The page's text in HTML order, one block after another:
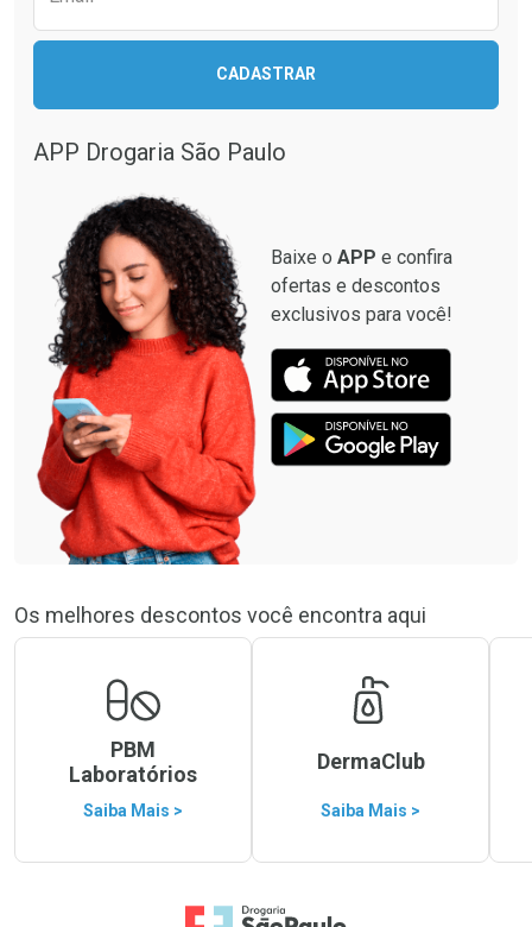
CADASTRAR
APP Drogaria São Paulo
Baixe o APP e confira
ofertas e descontos
exclusivos para você!
Os melhores descontos você encontra aqui
PBM
Laboratórios
Saiba Mais >
DermaClub
Saiba Mais >
Ir para a Home